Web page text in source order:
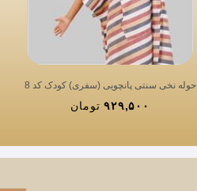
حوله نخی سنتی پانچویی (سفری) کودک کد 8
۹۲۹,۵۰۰ تومان